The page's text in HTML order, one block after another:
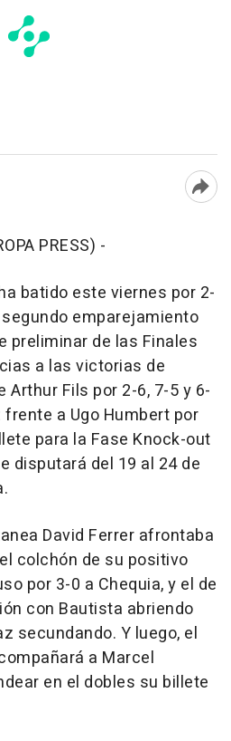
PRESS) -
batido este viernes por 2-
emparejamiento
preliminar de las Finales
a las victorias de
Arthur Fils por 2-6, 7-5 y 6-
a Ugo Humbert por
para la Fase Knock-out
disputará del 19 al 24 de
David Ferrer afrontaba
colchón de su positivo
por 3-0 a Chequia, y el de
con Bautista abriendo
secundando. Y luego, el
a Marcel
en el dobles su billete